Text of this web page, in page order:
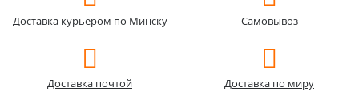
Доставка курьером по Минску Самовывоз
Доставка почтой Доставка по миру